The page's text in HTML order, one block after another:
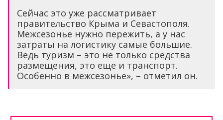
Сейчас это уже рассматривает
правительство Крыма и Севастополя.
Межсезонье нужно пережить, а у нас
затраты на логистику самые большие.
Ведь туризм – это не только средства
размещения, это еще и транспорт.
Особенно в межсезонье», – отметил он.